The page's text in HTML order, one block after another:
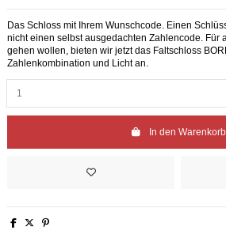
Das Schloss mit Ihrem Wunschcode. Einen
nicht einen selbst ausgedachten Zahlencode. Für
gehen wollen, bieten wir jetzt das Faltschloss
Zahlenkombination und Licht an.
In den Warenkorb